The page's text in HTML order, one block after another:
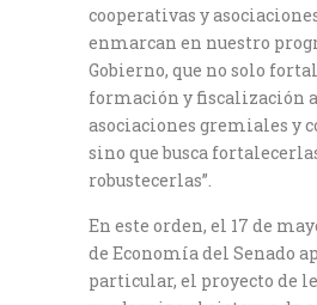
cooperativas y
enmarcan en nuestro
Gobierno, que no solo
formación y fiscalización
asociaciones gremiales y
sino que busca
robustecerlas”.
En este orden, el 17 de
de Economía del Senado
particular, el proyecto de